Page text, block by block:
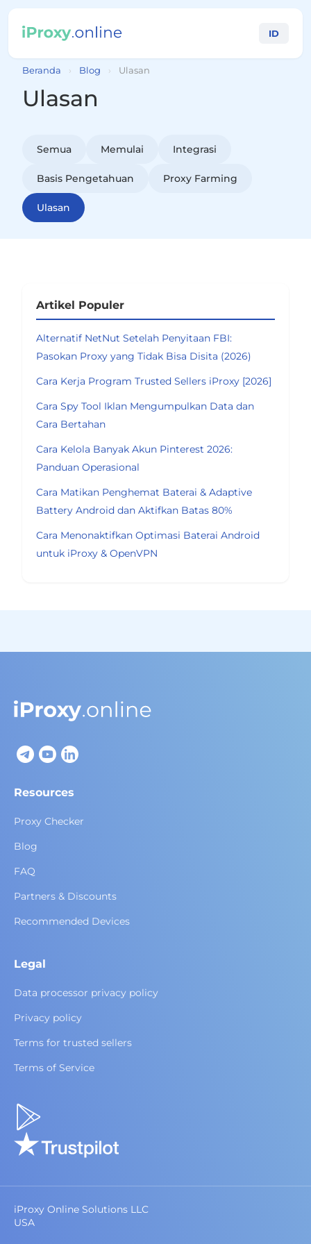
ID
Beranda › Blog › Ulasan
Ulasan
Semua Memulai Integrasi
Basis Pengetahuan Proxy Farming
Ulasan
Artikel Populer
Alternatif NetNut Setelah Penyitaan FBI:
Pasokan Proxy yang Tidak Bisa Disita (2026)
Cara Kerja Program Trusted Sellers iProxy [2026]
Cara Spy Tool Iklan Mengumpulkan Data dan
Cara Bertahan
Cara Kelola Banyak Akun Pinterest 2026:
Panduan Operasional
Cara Matikan Penghemat Baterai & Adaptive
Battery Android dan Aktifkan Batas 80%
Cara Menonaktifkan Optimasi Baterai Android
untuk iProxy & OpenVPN
Resources
Proxy Checker
Blog
FAQ
Partners & Discounts
Recommended Devices
Legal
Data processor privacy policy
Privacy policy
Terms for trusted sellers
Terms of Service
iProxy Online Solutions LLC
USA